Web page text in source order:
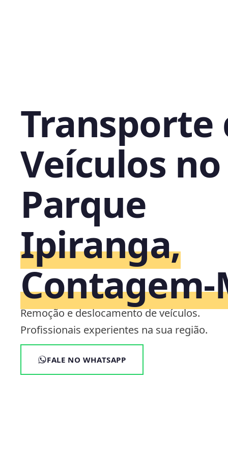
Transporte
Veículos no
Parque
Ipiranga,
Remoção e deslocamento de veículos.
Profissionais experientes na sua região.
FALE NO WHATSAPP